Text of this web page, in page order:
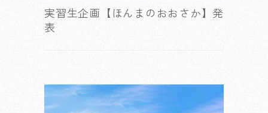
実習生企画【ほんまのおおさか】発
表